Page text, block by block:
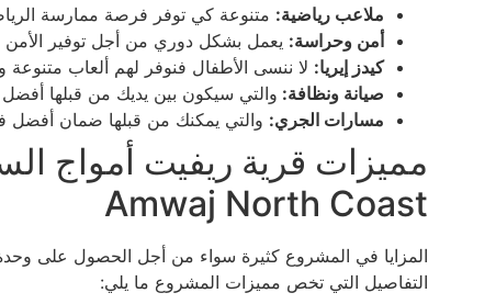
ملاعب رياضية: متنوعة كي توفر فرصة ممارسة
أمن وحراسة: يعمل بشكل دوري من أجل توفير الأمن
كيدز إيريا: لا ننسى الأطفال فنوفر لهم ألعاب متنوعة
صيانة ونظافة: والتي سيكون بين يديك من قبلها أفضل
مسارات الجري: والتي يمكنك من قبلها ضمان أفضل
Amwaj North Coast
المزايا في المشروع كثيرة سواء من أجل الحصول على
التفاصيل التي تخص مميزات المشروع ما يلي: